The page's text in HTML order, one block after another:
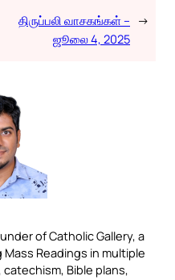
திருப்பலி வாசகங்கள் –
ஜூலை 4, 2025
→
of Catholic Gallery, a
Readings in multiple
Bible plans,